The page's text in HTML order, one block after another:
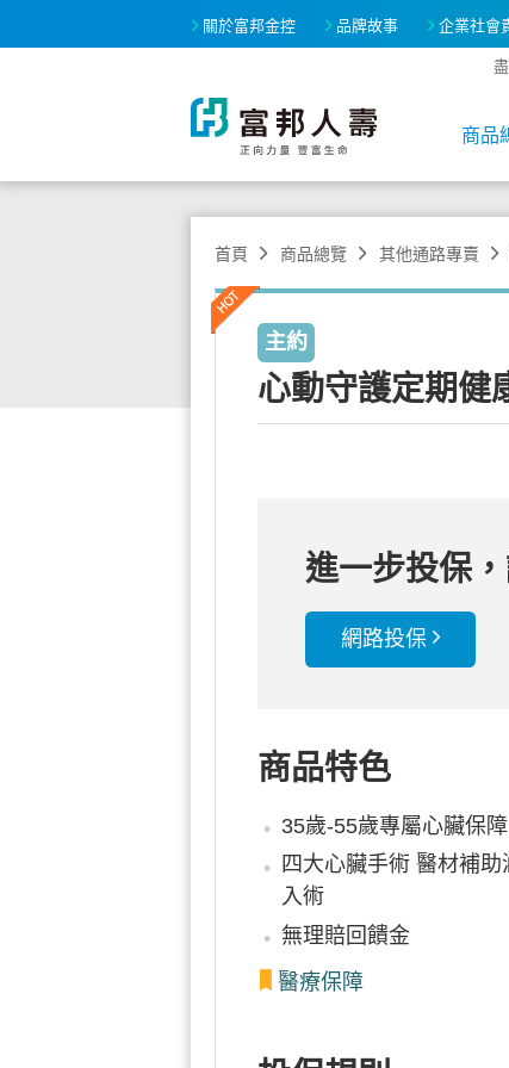
關於富邦金控 品牌故事 企業社會
商品
首頁 商品總覽 其他通路專賣
主約
心動守護定期健
進一步投保
網路投保
商品特色
35歲-55歲專屬心臟保
四大心臟手術 醫材補
入術
無理賠回饋金
醫療保障